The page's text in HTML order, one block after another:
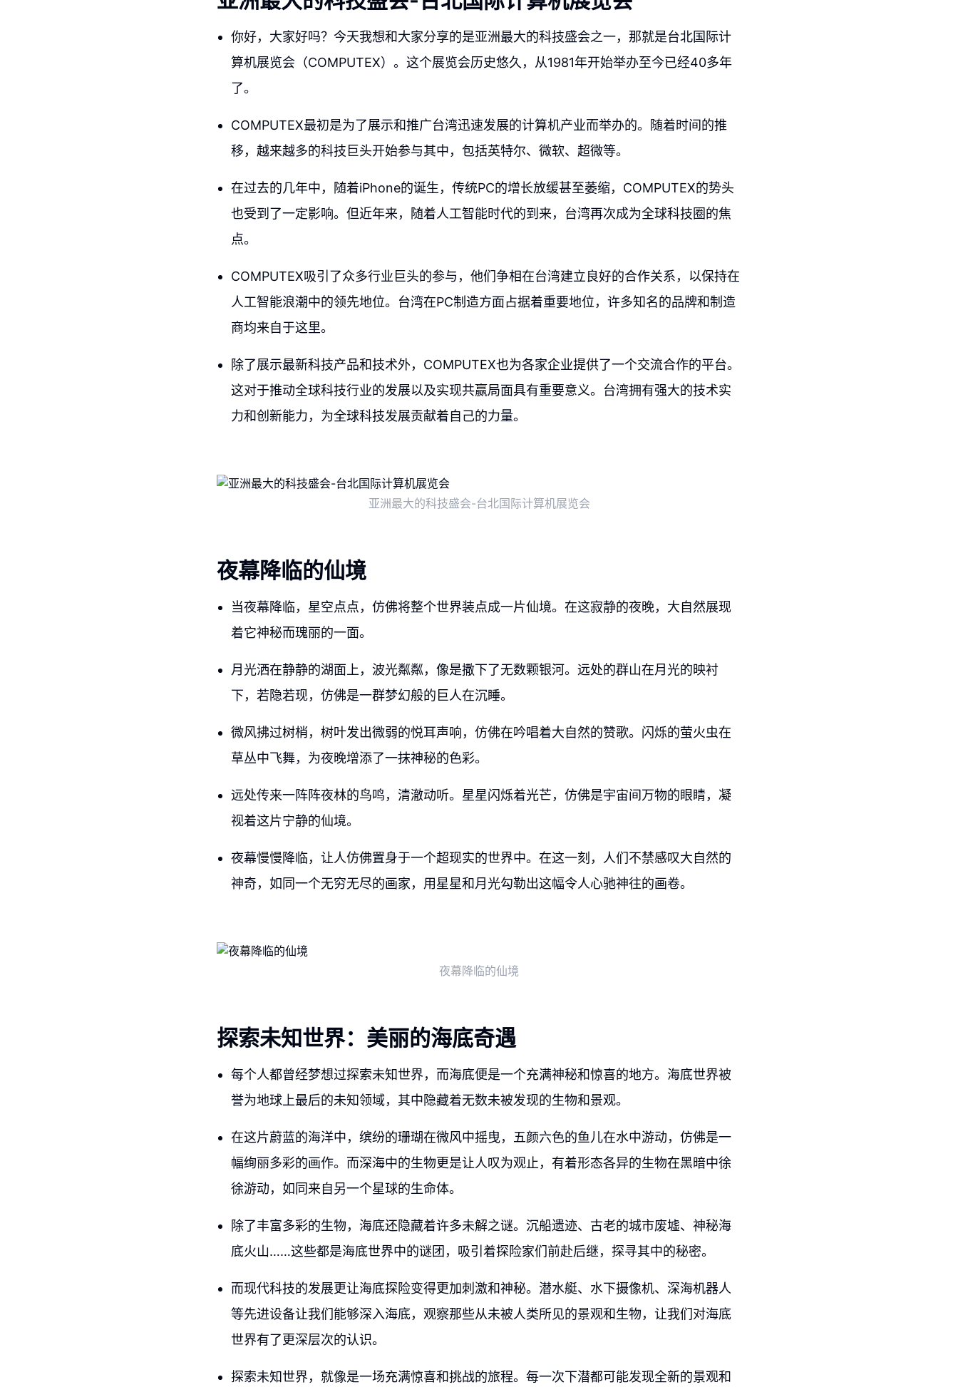
你好，大家好吗？今天我想和大家分享的是亚洲最大的科技盛会之一，那就是台北国际计
算机展览会（COMPUTEX）。这个展览会历史悠久，从1981年开始举办至今已经40多年
了。
COMPUTEX最初是为了展示和推广台湾迅速发展的计算机产业而举办的。随着时间的推
移，越来越多的科技巨头开始参与其中，包括英特尔、微软、超微等。
在过去的几年中，随着iPhone的诞生，传统PC的增长放缓甚至萎缩，COMPUTEX的势头
也受到了一定影响。但近年来，随着人工智能时代的到来，台湾再次成为全球科技圈的焦
点。
COMPUTEX吸引了众多行业巨头的参与，他们争相在台湾建立良好的合作关系，以保持在
人工智能浪潮中的领先地位。台湾在PC制造方面占据着重要地位，许多知名的品牌和制造
商均来自于这里。
除了展示最新科技产品和技术外，COMPUTEX也为各家企业提供了一个交流合作的平台。
这对于推动全球科技行业的发展以及实现共赢局面具有重要意义。台湾拥有强大的技术实
力和创新能力，为全球科技发展贡献着自己的力量。
亚洲最大的科技盛会-台北国际计算机展览会
夜幕降临的仙境
当夜幕降临，星空点点，仿佛将整个世界装点成一片仙境。在这寂静的夜晚，大自然展现
着它神秘而瑰丽的一面。
月光洒在静静的湖面上，波光粼粼，像是撒下了无数颗银河。远处的群山在月光的映衬
下，若隐若现，仿佛是一群梦幻般的巨人在沉睡。
微风拂过树梢，树叶发出微弱的悦耳声响，仿佛在吟唱着大自然的赞歌。闪烁的萤火虫在
草丛中飞舞，为夜晚增添了一抹神秘的色彩。
远处传来一阵阵夜林的鸟鸣，清澈动听。星星闪烁着光芒，仿佛是宇宙间万物的眼睛，凝
视着这片宁静的仙境。
夜幕慢慢降临，让人仿佛置身于一个超现实的世界中。在这一刻，人们不禁感叹大自然的
神奇，如同一个无穷无尽的画家，用星星和月光勾勒出这幅令人心驰神往的画卷。
夜幕降临的仙境
探索未知世界：美丽的海底奇遇
每个人都曾经梦想过探索未知世界，而海底便是一个充满神秘和惊喜的地方。海底世界被
誉为地球上最后的未知领域，其中隐藏着无数未被发现的生物和景观。
在这片蔚蓝的海洋中，缤纷的珊瑚在微风中摇曳，五颜六色的鱼儿在水中游动，仿佛是一
幅绚丽多彩的画作。而深海中的生物更是让人叹为观止，有着形态各异的生物在黑暗中徐
徐游动，如同来自另一个星球的生命体。
除了丰富多彩的生物，海底还隐藏着许多未解之谜。沉船遗迹、古老的城市废墟、神秘海
底火山……这些都是海底世界中的谜团，吸引着探险家们前赴后继，探寻其中的秘密。
而现代科技的发展更让海底探险变得更加刺激和神秘。潜水艇、水下摄像机、深海机器人
等先进设备让我们能够深入海底，观察那些从未被人类所见的景观和生物，让我们对海底
世界有了更深层次的认识。
探索未知世界，就像是一场充满惊喜和挑战的旅程。每一次下潜都可能发现全新的景观和